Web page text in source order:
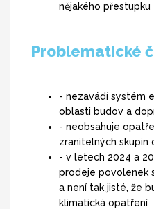
nějakého přestupku
Problematické
- nezavádí systém
oblasti budov a
- neobsahuje
zranitelných skupin
- v letech 2024 a
prodeje povolenek
a není tak jisté, že
klimatická opatření